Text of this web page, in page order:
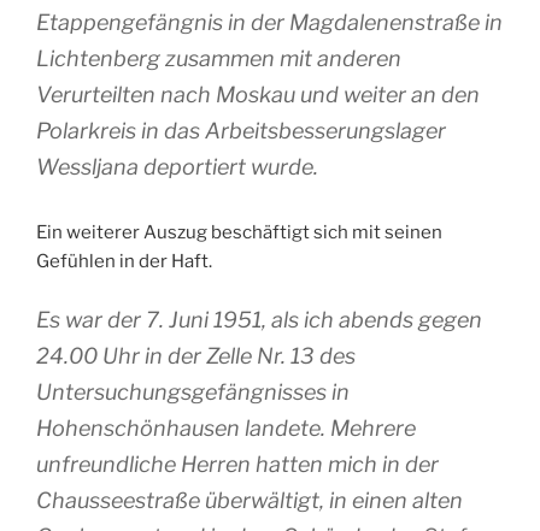
Etappengefängnis in der Magdalenenstraße in
Lichtenberg zusammen mit anderen
Verurteilten nach Moskau und weiter an den
Polarkreis in das Arbeitsbesserungslager
Wessljana deportiert wurde.
Ein weiterer Auszug beschäftigt sich mit seinen
Gefühlen in der Haft.
Es war der 7. Juni 1951, als ich abends gegen
24.00 Uhr in der Zelle Nr. 13 des
Untersuchungsgefängnisses in
Hohenschönhausen landete. Mehrere
unfreundliche Herren hatten mich in der
Chausseestraße überwältigt, in einen alten